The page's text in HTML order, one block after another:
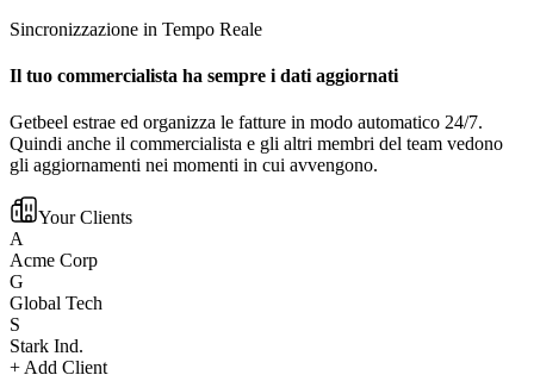
Sincronizzazione in Tempo Reale
Il tuo commercialista ha sempre i dati aggiornati
Getbeel estrae ed organizza le fatture in modo automatico 24/7.
Quindi anche il commercialista e gli altri membri del team vedono
gli aggiornamenti nei momenti in cui avvengono.
Your Clients
A
Acme Corp
G
Global Tech
S
Stark Ind.
+ Add Client